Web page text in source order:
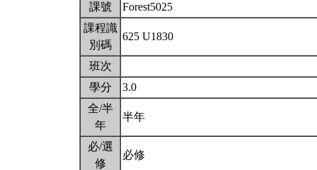
課號
Forest5025
課程識
別碼
625 U1830
班次
學分
3.0
全/半
年
半年
必/選
修
必修